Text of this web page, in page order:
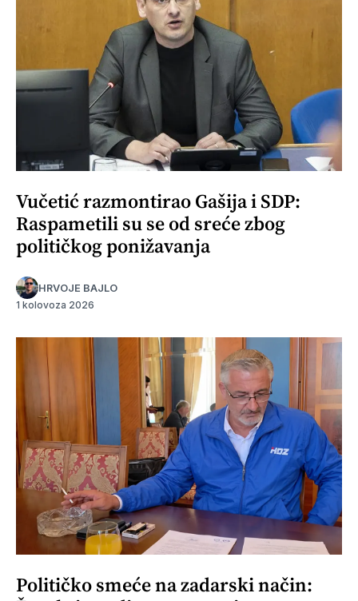
Vučetić razmontirao Gašija i SDP:
Raspametili su se od sreće zbog
političkog ponižavanja
HRVOJE BAJLO
1 kolovoza 2026
Političko smeće na zadarski način: